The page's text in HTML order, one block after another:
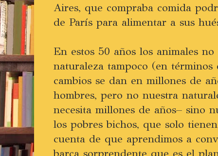
Aires, que compraba comida
de París para alimentar a sus
En estos 50 años los animales
naturaleza tampoco (en términos
cambios se dan en millones de
hombres, pero no nuestra
necesita millones de años– sino
los pobres bichos, que solo
cuenta de que aprendimos a